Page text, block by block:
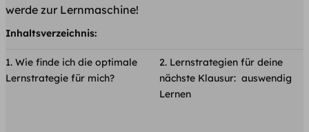
werde zur Lernmaschine!
Inhaltsverzeichnis:
Wie finde ich die optimale
Lernstrategie für mich?
Lernstrategien für deine
nächste Klausur: auswendig
Lernen